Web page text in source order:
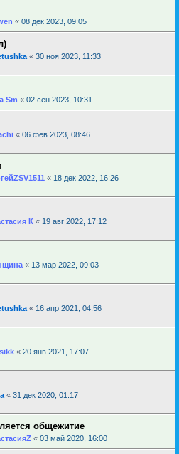
« 08 дек 2023, 09:05
« 30 ноя 2023, 11:33
Sm « 02 сен 2023, 10:31
« 06 фев 2023, 08:46
« 18 дек 2022, 16:26
К « 19 авг 2022, 17:12
« 13 мар 2022, 09:03
« 16 апр 2021, 04:56
« 20 янв 2021, 17:07
« 31 дек 2020, 01:17
общежитие
« 03 май 2020, 16:00